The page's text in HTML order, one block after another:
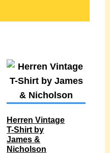
Herren Vintage
T-Shirt by
James &
Nicholson